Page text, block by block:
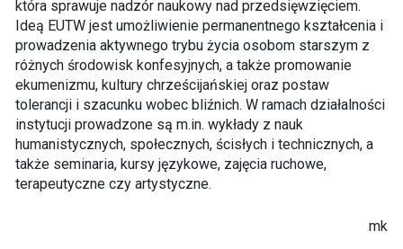
która sprawuje nadzór naukowy nad przedsięwzięciem.
Ideą EUTW jest umożliwienie permanentnego kształcenia i
prowadzenia aktywnego trybu życia osobom starszym z
różnych środowisk konfesyjnych, a także promowanie
ekumenizmu, kultury chrześcijańskiej oraz postaw
tolerancji i szacunku wobec bliźnich. W ramach działalności
instytucji prowadzone są m.in. wykłady z nauk
humanistycznych, społecznych, ścisłych i technicznych, a
także seminaria, kursy językowe, zajęcia ruchowe,
terapeutyczne czy artystyczne.
mk